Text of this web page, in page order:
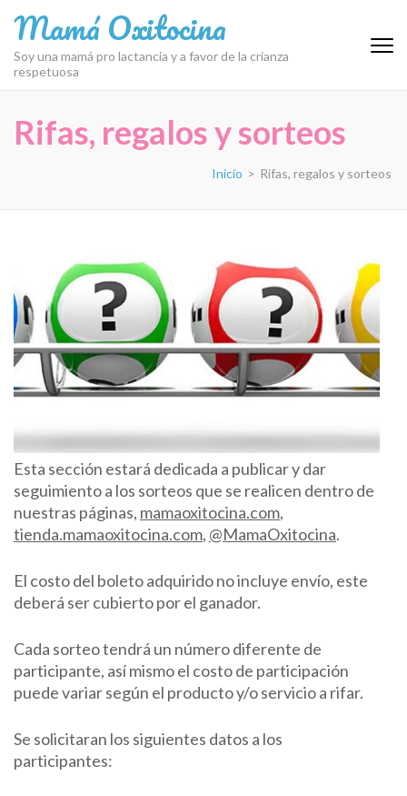
contenido
(presiona
tecla
Intro)
Mamá Oxitocina
Soy una mamá pro lactancia y a favor de la crianza
respetuosa
Rifas, regalos y sorteos
Inicio > Rifas, regalos y sorteos
Esta sección estará dedicada a publicar y dar
seguimiento a los sorteos que se realicen dentro de
nuestras páginas, mamaoxitocina.com,
tienda.mamaoxitocina.com, @MamaOxitocina.
El costo del boleto adquirido no incluye envío, este
deberá ser cubierto por el ganador.
Cada sorteo tendrá un número diferente de
participante, así mismo el costo de participación
puede variar según el producto y/o servicio a rifar.
Se solicitaran los siguientes datos a los
participantes: